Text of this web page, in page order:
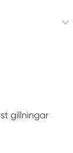
st gillningar